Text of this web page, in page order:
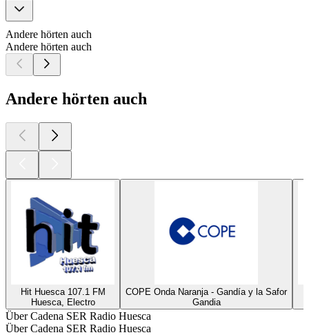
Andere hörten auch
Andere hörten auch
Andere hörten auch
Hit Huesca 107.1 FM
Huesca, Electro
COPE Onda Naranja - Gandía y la Safor
Gandia
Über Cadena SER Radio Huesca
Über Cadena SER Radio Huesca